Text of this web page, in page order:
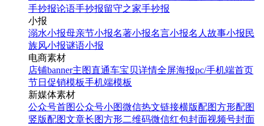
手抄报论语手抄报留守之家手抄报
小报
溺水小报母亲节小报名著小报名言小报名人故事小报民
族风小报谜语小报
电商素材
店铺banner主图直通车宝贝详情全屏海报pc/手机端首页
节日促销模板手机端模板
新媒体素材
公众号首图公众号小图微信热文链接横版配图方形配图
竖版配图文章长图方形二维码微信红包封面视频号封面